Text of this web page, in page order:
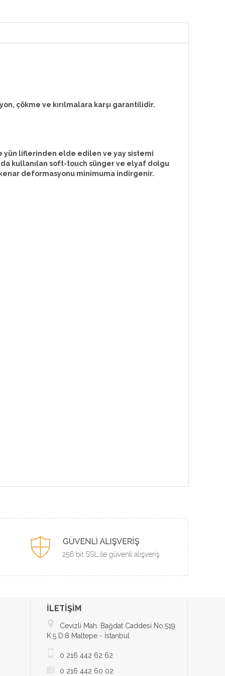
çökme ve kırılmalara karşı garantilidir.
yün liflerinden elde edilen ve yay sistemi
kullanılan soft-touch sünger ve elyaf dolgu
deformasyonu minimuma indirgenir.
İLETİŞİM
Cevizli Mah. Bağdat Caddesi No:519
K:5 D:8 Maltepe - İstanbul
0 216 442 62 62
0 216 442 60 02